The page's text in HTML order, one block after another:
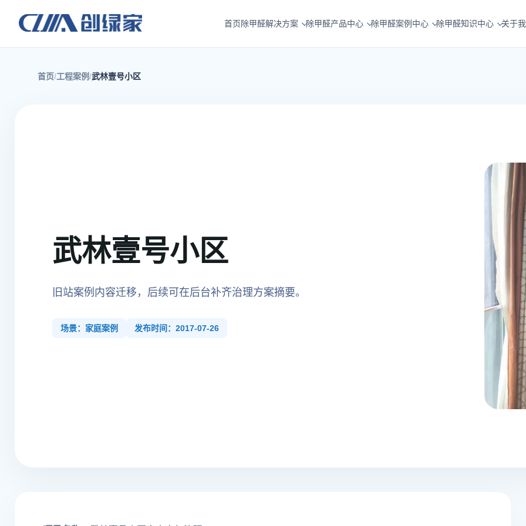
首页除甲醛解决方案 除甲醛产品中心 除甲醛案例中心 除甲醛知识中心 关于
首页 工程案例 武林壹号小区
武林壹号小区
旧站案例内容迁移，后续可在后台补齐治理方案摘要。
场景：家庭案例 发布时间：2017-07-26